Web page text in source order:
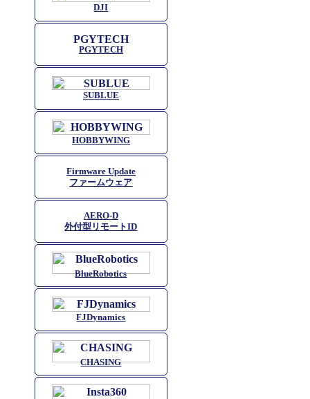
DJI
PGYTECH
SUBLUE
HOBBYWING
Firmware Update
ファームウェア
AERO-D
外付型リモートID
BlueRobotics
FJDynamics
CHASING